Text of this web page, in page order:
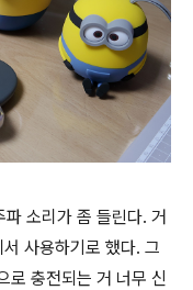
소리가 좀 들린다. 거
사용하기로 했다. 그
로 충전되는 거 너무 신